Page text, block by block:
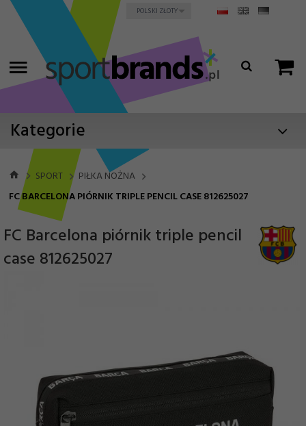
currency_h
POLSKI ZŁOTY
Kategorie
SPORT
PIŁKA NOŻNA
FC BARCELONA PIÓRNIK TRIPLE PENCIL CASE 812625027
FC Barcelona piórnik triple pencil
case 812625027